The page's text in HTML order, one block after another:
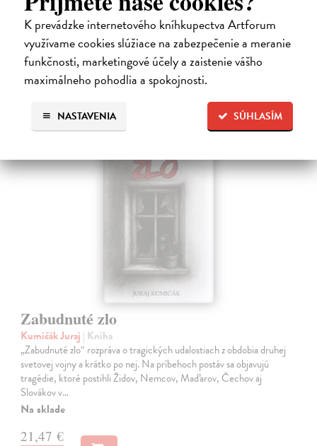
K prevádzke internetového kníhkupectva Artforum
využívame cookies slúžiace na zabezpečenie a meranie
funkčnosti, marketingové účely a zaistenie vášho
maximálneho pohodlia a spokojnosti.
SÚHLASÍM
NASTAVENIA
Tam, kde sa radosť zo slobodného pohybu a dobrodružstva prelína s
pocitom vyčlenenia. Tam, kde rastie starý gaštan a okolo neho sa krúti
život dievčatka, ktoré od svojej starej mamy dostalo meno Zelinka.…
Na sklade
15,21 €
Zabudnuté zlo
Kumičák Juraj | Kniha
„Zabudnuté zlo“ rozpráva o tragických udalostiach z obdobia druhej
svetovej vojny a krátko po nej. Na príbehoch postáv sa objavujú
tragédie, ktoré postihli Židov, Nemcov, Maďarov, Čechov aj
Slovákov v…
Na sklade
21,47 €